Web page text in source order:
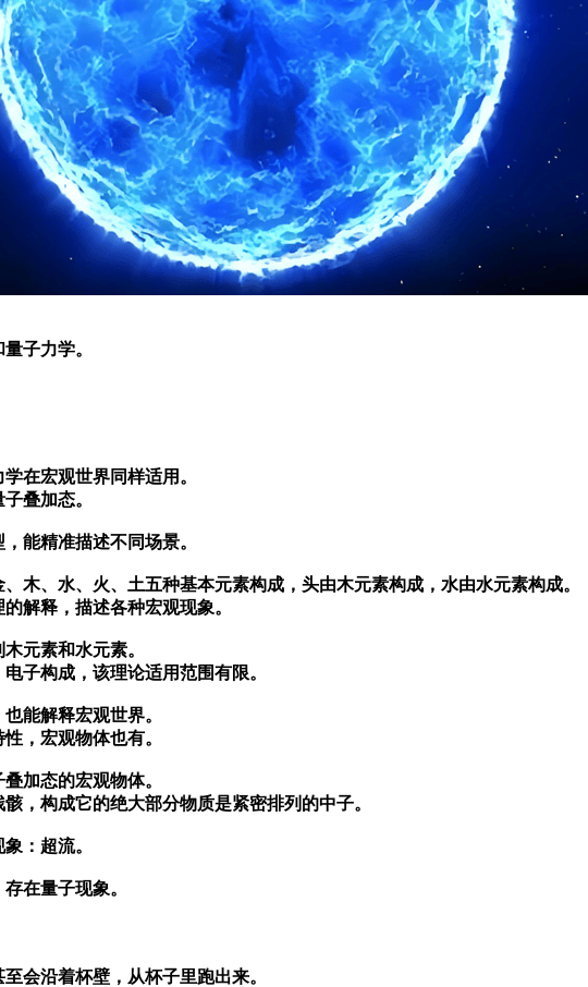
子力学。
在宏观世界同样适用。
叠加态。
能精准描述不同场景。
木、水、火、土五种基本元素构成，头由木元素构成，水由水元素构成。
解释，描述各种宏观现象。
元素和水元素。
子构成，该理论适用范围有限。
能解释宏观世界。
，宏观物体也有。
加态的宏观物体。
，构成它的绝大部分物质是紧密排列的中子。
：超流。
在量子现象。
会沿着杯壁，从杯子里跑出来。